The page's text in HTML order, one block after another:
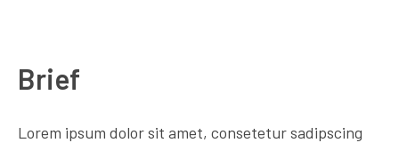
Brief
Lorem ipsum dolor sit amet, consetetur sadipscing